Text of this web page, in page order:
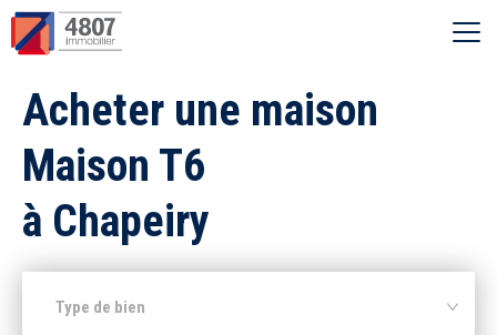
Vente
Location
Estimer
Ouvrir le menu
Acheter une maison
Maison T6
à Chapeiry
Type de bien